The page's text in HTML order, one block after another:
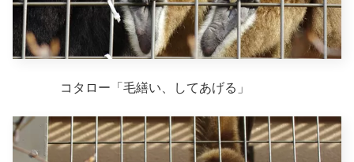
コタロー「毛繕い、してあげる」